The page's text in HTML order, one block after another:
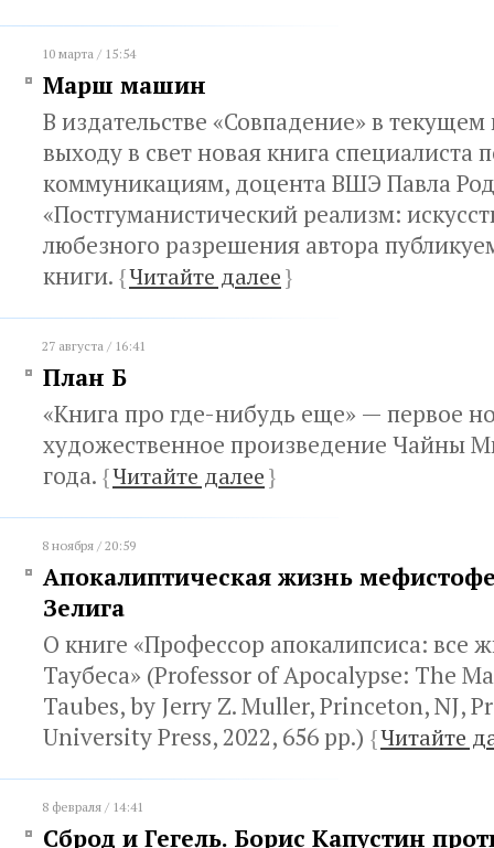
10 марта / 15:54
Марш машин
В издательстве «Совпадение» в текущем
выходу в свет новая книга специалиста
коммуникациям, доцента ВШЭ Павла
«Постгуманистический реализм:
любезного разрешения автора
книги. {Читайте далее}
27 августа / 16:41
План Б
«Книга про где-нибудь еще» — первое
художественное произведение Чайны
года. {Читайте далее}
8 ноября / 20:59
Апокалиптическая жизнь
Зелига
О книге «Профессор апокалипсиса: все
Таубеса» (Professor of Apocalypse: The
Taubes, by Jerry Z. Muller, Princeton, NJ,
University Press, 2022, 656 pp.) {Читайте
8 февраля / 14:41
Сброд и Гегель. Борис Капустин